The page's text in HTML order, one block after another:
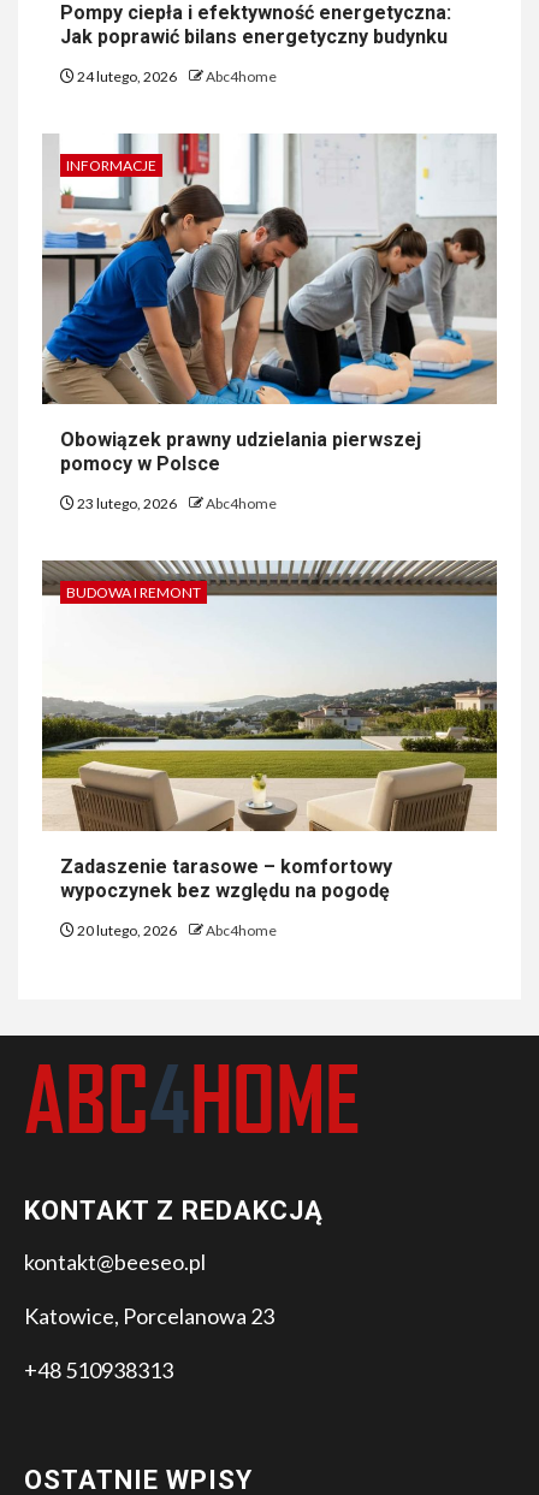
Pompy ciepła i efektywność energetyczna:
Jak poprawić bilans energetyczny budynku
24 lutego, 2026 Abc4home
INFORMACJE
Obowiązek prawny udzielania pierwszej
pomocy w Polsce
23 lutego, 2026 Abc4home
BUDOWA I REMONT
Zadaszenie tarasowe – komfortowy
wypoczynek bez względu na pogodę
20 lutego, 2026 Abc4home
KONTAKT Z REDAKCJĄ
kontakt@beeseo.pl
Katowice, Porcelanowa 23
+48 510938313
OSTATNIE WPISY